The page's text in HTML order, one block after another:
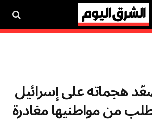
هجماته على إسرائيل
من مواطنيها مغادرة